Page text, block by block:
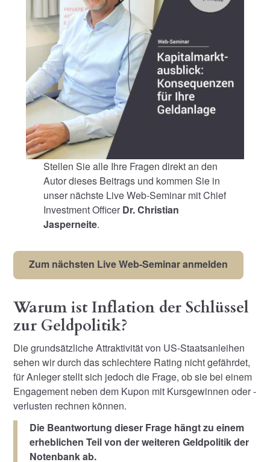
Stellen Sie alle Ihre Fragen direkt an den
Autor dieses Beitrags und kommen Sie in
unser nächste Live Web-Seminar mit Chief
Investment Officer Dr. Christian
Jasperneite.
Zum nächsten Live Web-Seminar anmelden
Warum ist Inflation der Schlüssel
zur Geldpolitik?
Die grundsätzliche Attraktivität von US-Staatsanleihen
sehen wir durch das schlechtere Rating nicht gefährdet,
für Anleger stellt sich jedoch die Frage, ob sie bei einem
Engagement neben dem Kupon mit Kursgewinnen oder -
verlusten rechnen können.
Die Beantwortung dieser Frage hängt zu einem
erheblichen Teil von der weiteren Geldpolitik der
Notenbank ab.